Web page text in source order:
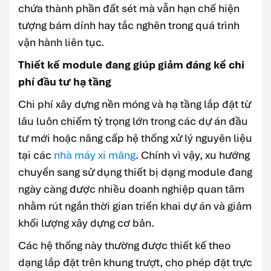
chứa thành phần đất sét mà vẫn hạn chế hiện
tượng bám dính hay tắc nghẽn trong quá trình
vận hành liên tục.
Thiết kế module đang giúp giảm đáng kể chi
phí đầu tư hạ tầng
Chi phí xây dựng nền móng và hạ tầng lắp đặt từ
lâu luôn chiếm tỷ trọng lớn trong các dự án đầu
tư mới hoặc nâng cấp hệ thống xử lý nguyên liệu
tại các nhà máy xi măng. Chính vì vậy, xu hướng
chuyển sang sử dụng thiết bị dạng module đang
ngày càng được nhiều doanh nghiệp quan tâm
nhằm rút ngắn thời gian triển khai dự án và giảm
khối lượng xây dựng cơ bản.
Các hệ thống này thường được thiết kế theo
dạng lắp đặt trên khung trượt, cho phép đặt trực